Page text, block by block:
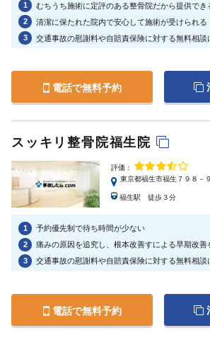
1
むちうち施術に定評のある整骨院だから提供でき
2
清潔に保たれた院内で安心して施術が受けられる
3
交通事故の慰謝料や自賠責保険に対する無料相談
電話で無料予約
スッキリ整骨院福生院
評価：
東京都福生市福生７９８－９
福生駅 徒歩３分
1
予約優先制で待ち時間が少ない
2
痛みの原因を追究し、根本改善すによる早期改善
3
交通事故の慰謝料や自賠責保険に対する無料相談
電話で無料予約